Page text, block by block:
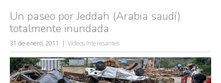
Un paseo por Jeddah (Arabia saudí)
totalmente inundada
31 de enero, 2011 Vídeos Interesantes